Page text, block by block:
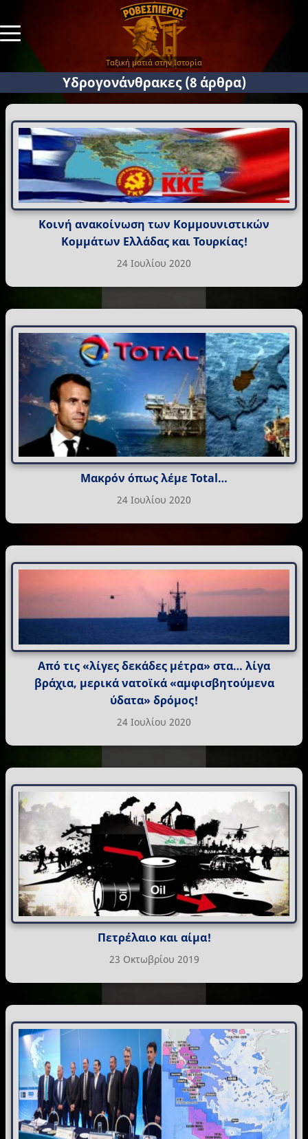
Ταξική ματιά στην Ιστορία
Υδρογονάνθρακες(8 άρθρα)
Κοινή ανακοίνωση των Κομμουνιστικών
Κομμάτων Ελλάδας και Τουρκίας!
24 Ιουλίου 2020
Μακρόν όπως λέμε Total…
24 Ιουλίου 2020
Από τις «λίγες δεκάδες μέτρα» στα… λίγα
βράχια, μερικά νατοϊκά «αμφισβητούμενα
ύδατα» δρόμος!
24 Ιουλίου 2020
Πετρέλαιο και αίμα!
23 Οκτωβρίου 2019